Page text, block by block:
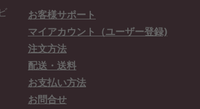
お客様サポート
マイアカウント（ユーザー登録)
注文方法
配送・送料
お支払い方法
お問合せ